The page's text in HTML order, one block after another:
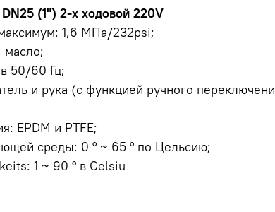
(1") 2-х ходовой 220V
1,6 МПа/232psi;
масло;
50/60 Гц;
и рука (с функцией ручного
EPDM и PTFE;
среды: 0 ° ~ 65 ° по Цельсию;
1 ~ 90 ° в Celsiu